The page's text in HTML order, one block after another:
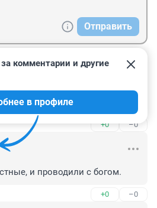
Отправить
и позор.Когда
писать об этом?
+0 –0
комментарии и другие
в профиле
и проводили с богом.
+0 –0